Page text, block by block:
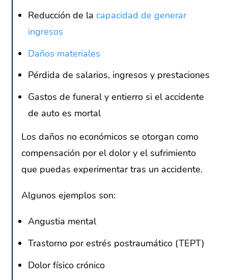
Reducción de la capacidad de generar
ingresos
Daños materiales
Pérdida de salarios, ingresos y prestaciones
Gastos de funeral y entierro si el accidente
de auto es mortal
Los daños no económicos se otorgan como
compensación por el dolor y el sufrimiento
que puedas experimentar tras un accidente.
Algunos ejemplos son:
Angustia mental
Trastorno por estrés postraumático (TEPT)
Dolor físico crónico